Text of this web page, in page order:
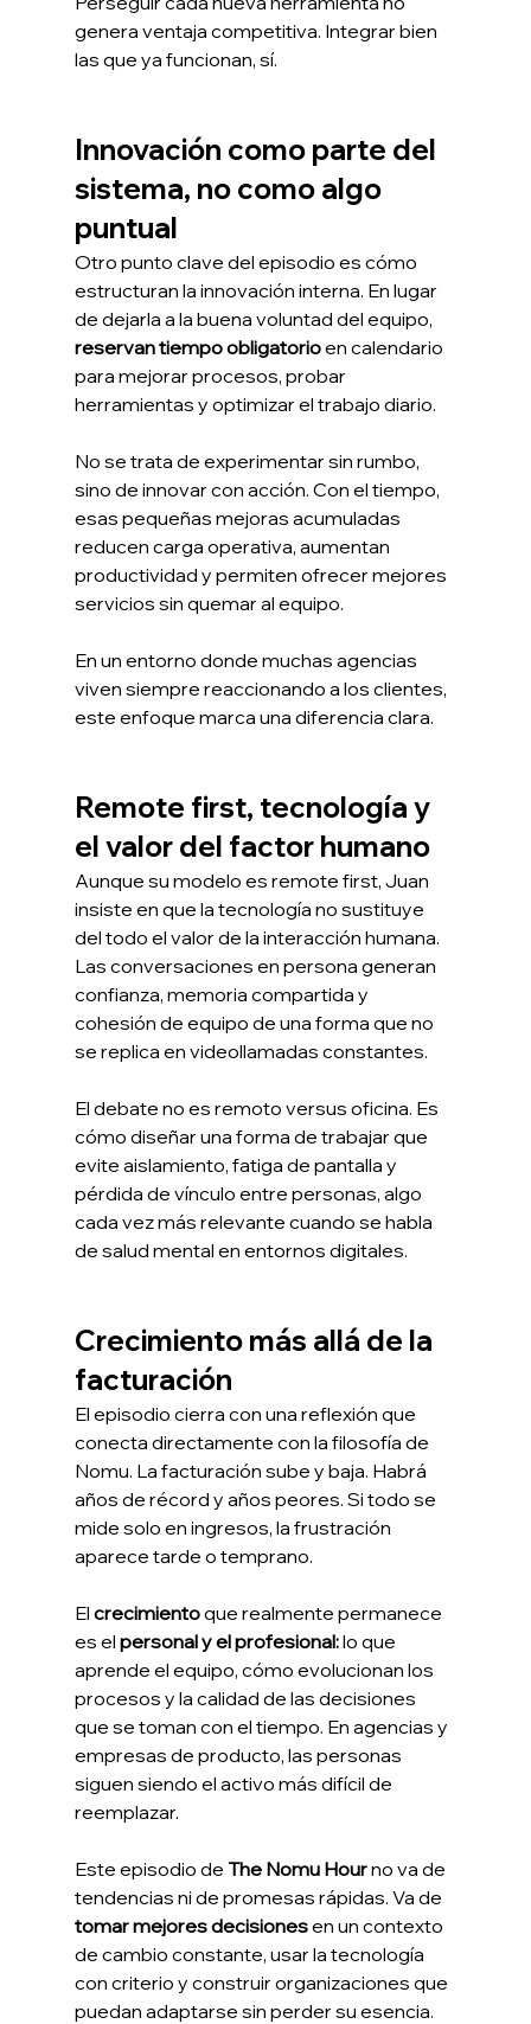
genera ventaja competitiva. Integrar bien
las que ya funcionan, sí.
Innovación como parte del
sistema, no como algo
puntual
Otro punto clave del episodio es cómo
estructuran la innovación interna. En lugar
de dejarla a la buena voluntad del equipo,
reservan tiempo obligatorio en calendario
para mejorar procesos, probar
herramientas y optimizar el trabajo diario.
No se trata de experimentar sin rumbo,
sino de innovar con acción. Con el tiempo,
esas pequeñas mejoras acumuladas
reducen carga operativa, aumentan
productividad y permiten ofrecer mejores
servicios sin quemar al equipo.
En un entorno donde muchas agencias
viven siempre reaccionando a los clientes,
este enfoque marca una diferencia clara.
Remote first, tecnología y
el valor del factor humano
Aunque su modelo es remote first, Juan
insiste en que la tecnología no sustituye
del todo el valor de la interacción humana.
Las conversaciones en persona generan
confianza, memoria compartida y
cohesión de equipo de una forma que no
se replica en videollamadas constantes.
El debate no es remoto versus oficina. Es
cómo diseñar una forma de trabajar que
evite aislamiento, fatiga de pantalla y
pérdida de vínculo entre personas, algo
cada vez más relevante cuando se habla
de salud mental en entornos digitales.
Crecimiento más allá de la
facturación
El episodio cierra con una reflexión que
conecta directamente con la filosofía de
Nomu. La facturación sube y baja. Habrá
años de récord y años peores. Si todo se
mide solo en ingresos, la frustración
aparece tarde o temprano.
El crecimiento que realmente permanece
es el personal y el profesional: lo que
aprende el equipo, cómo evolucionan los
procesos y la calidad de las decisiones
que se toman con el tiempo. En agencias y
empresas de producto, las personas
siguen siendo el activo más difícil de
reemplazar.
Este episodio de The Nomu Hour no va de
tendencias ni de promesas rápidas. Va de
tomar mejores decisiones en un contexto
de cambio constante, usar la tecnología
con criterio y construir organizaciones que
puedan adaptarse sin perder su esencia.